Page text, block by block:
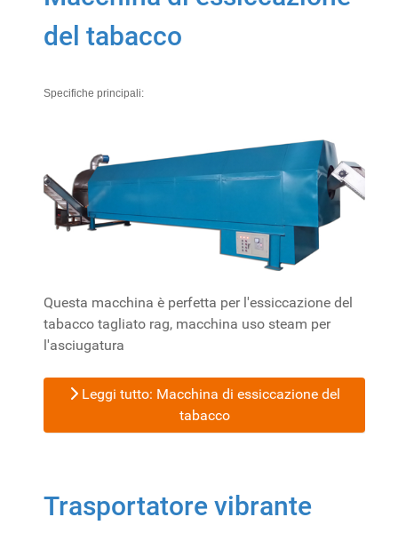
del tabacco
Specifiche principali:
Questa macchina è perfetta per l'essiccazione del
tabacco tagliato rag, macchina uso steam per
l'asciugatura
Leggi tutto: Macchina di essiccazione del
tabacco
Trasportatore vibrante